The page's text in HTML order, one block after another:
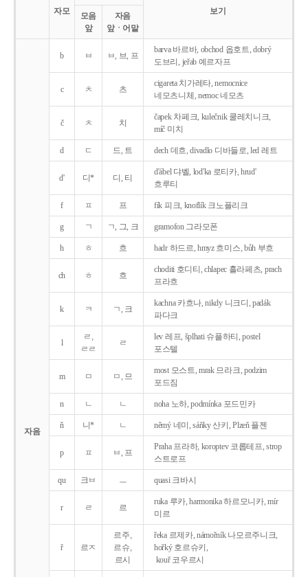
자모
보기
모음
앞
자음
앞ㆍ어말
자음
b ㅂ ㅂ, 브, 프
barva 바르바, obchod 옵호트, dobrý
도브리, jeřab 예르자프
c ㅊ 츠
cigareta 치가레타, nemocnice
네모츠니체, nemoc 네모츠
č ㅊ 치
čapek 차페크, kulečnik 쿨레치니크,
míč 미치
d ㄷ 드, 트 dech 데흐, divadlo 디바들로, led 레트
d' 디* 디, 티
d'ábel 댜벨, lod'ka 로티카, hrud'
흐루티
f ㅍ 프 fík 피크, knoflík 크노플리크
g ㄱ ㄱ, 그, 크 gramofon 그라모폰
h ㅎ 흐 hadr 하드르, hmyz 흐미스, bůh 부흐
ch ㅎ 흐
choditi 호디티, chlapec 흘라페츠, prach
프라흐
k ㅋ ㄱ, 크
kachna 카흐나, nikdy 니크디, padák
파다크
l
ㄹ,
ㄹㄹ
ㄹ
lev 레프, šplhati 슈플하티, postel
포스텔
m ㅁ ㅁ, 므
most 모스트, mrak 므라크, podzim
포드짐
n ㄴ ㄴ noha 노하, podmínka 포드민카
ň 니* ㄴ němý 네미, sáňky 산키, Plzeň 플젠
p ㅍ ㅂ, 프
Praha 프라하, koroptev 코롭테프, strop
스트로프
qu 크ㅂ ㅡ quasi 크바시
r ㄹ 르
ruka 루카, harmonika 하르모니카, mír
미르
ř 르ㅈ
르주,
르슈,
르시
řeka 르제카, námořník 나모르주니크,
hořký 호르슈키,
kouř 코우르시